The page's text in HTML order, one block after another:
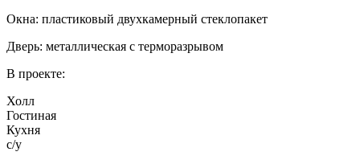
Окна: пластиковый двухкамерный стеклопакет
Дверь: металлическая с терморазрывом
В проекте:
Холл
Гостиная
Кухня
с/у